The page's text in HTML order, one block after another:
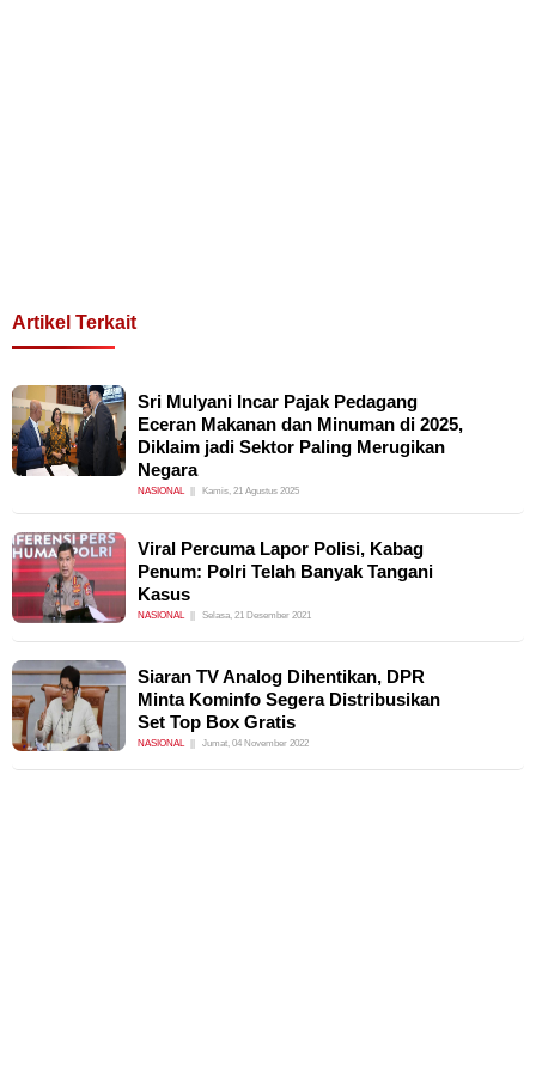
Artikel Terkait
Sri Mulyani Incar Pajak Pedagang
Eceran Makanan dan Minuman di 2025,
Diklaim jadi Sektor Paling Merugikan
Negara
NASIONAL Kamis, 21 Agustus 2025
Viral Percuma Lapor Polisi, Kabag
Penum: Polri Telah Banyak Tangani
Kasus
NASIONAL Selasa, 21 Desember 2021
Siaran TV Analog Dihentikan, DPR
Minta Kominfo Segera Distribusikan
Set Top Box Gratis
NASIONAL Jumat, 04 November 2022